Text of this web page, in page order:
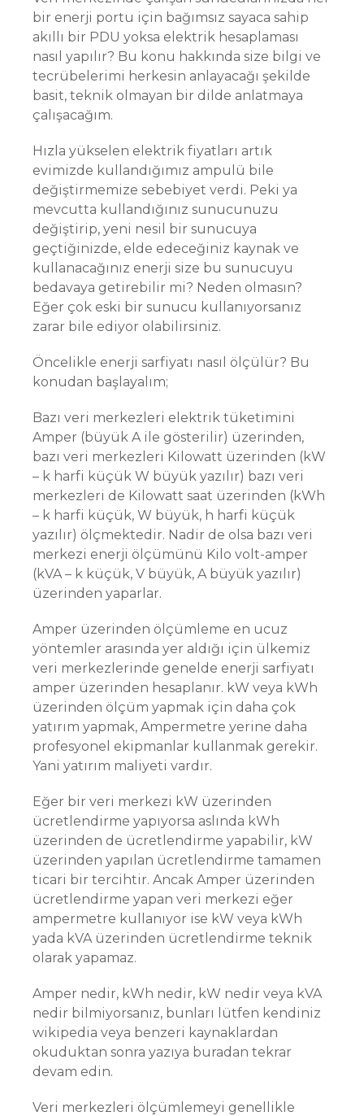
bir enerji portu için bağımsız sayaca sahip
akıllı bir PDU yoksa elektrik hesaplaması
nasıl yapılır? Bu konu hakkında size bilgi ve
tecrübelerimi herkesin anlayacağı şekilde
basit, teknik olmayan bir dilde anlatmaya
çalışacağım.
Hızla yükselen elektrik fiyatları artık
evimizde kullandığımız ampulü bile
değiştirmemize sebebiyet verdi. Peki ya
mevcutta kullandığınız sunucunuzu
değiştirip, yeni nesil bir sunucuya
geçtiğinizde, elde edeceğiniz kaynak ve
kullanacağınız enerji size bu sunucuyu
bedavaya getirebilir mi? Neden olmasın?
Eğer çok eski bir sunucu kullanıyorsanız
zarar bile ediyor olabilirsiniz.
Öncelikle enerji sarfiyatı nasıl ölçülür? Bu
konudan başlayalım;
Bazı veri merkezleri elektrik tüketimini
Amper (büyük A ile gösterilir) üzerinden,
bazı veri merkezleri Kilowatt üzerinden (kW
– k harfi küçük W büyük yazılır) bazı veri
merkezleri de Kilowatt saat üzerinden (kWh
– k harfi küçük, W büyük, h harfi küçük
yazılır) ölçmektedir. Nadir de olsa bazı veri
merkezi enerji ölçümünü Kilo volt-amper
(kVA – k küçük, V büyük, A büyük yazılır)
üzerinden yaparlar.
Amper üzerinden ölçümleme en ucuz
yöntemler arasında yer aldığı için ülkemiz
veri merkezlerinde genelde enerji sarfiyatı
amper üzerinden hesaplanır. kW veya kWh
üzerinden ölçüm yapmak için daha çok
yatırım yapmak, Ampermetre yerine daha
profesyonel ekipmanlar kullanmak gerekir.
Yani yatırım maliyeti vardır.
Eğer bir veri merkezi kW üzerinden
ücretlendirme yapıyorsa aslında kWh
üzerinden de ücretlendirme yapabilir, kW
üzerinden yapılan ücretlendirme tamamen
ticari bir tercihtir. Ancak Amper üzerinden
ücretlendirme yapan veri merkezi eğer
ampermetre kullanıyor ise kW veya kWh
yada kVA üzerinden ücretlendirme teknik
olarak yapamaz.
Amper nedir, kWh nedir, kW nedir veya kVA
nedir bilmiyorsanız, bunları lütfen kendiniz
wikipedia veya benzeri kaynaklardan
okuduktan sonra yazıya buradan tekrar
devam edin.
Veri merkezleri ölçümlemeyi genellikle